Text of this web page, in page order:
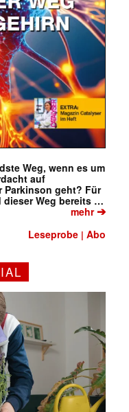
Newsletter
Weg, wenn es um
auf
Parkinson geht? Für
dieser Weg bereits …
mehr➔
Leseprobe |Abo